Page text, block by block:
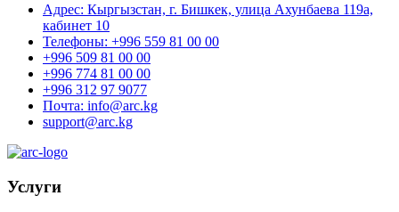
Адрес: Кыргызстан, г. Бишкек, улица Ахунбаева 119а,
кабинет 10
Телефоны: +996 559 81 00 00
+996 509 81 00 00
+996 774 81 00 00
+996 312 97 9077
Почта: info@arc.kg
support@arc.kg
Услуги